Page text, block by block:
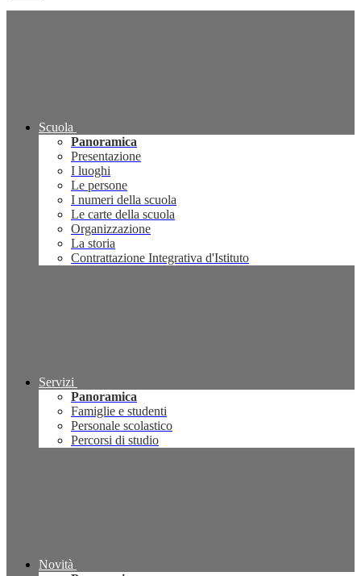
Scuola
Panoramica
Presentazione
I luoghi
Le persone
I numeri della scuola
Le carte della scuola
Organizzazione
La storia
Contrattazione Integrativa d'Istituto
Servizi
Panoramica
Famiglie e studenti
Personale scolastico
Percorsi di studio
Novità